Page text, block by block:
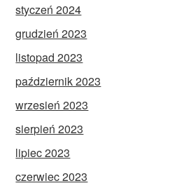
styczeń 2024
grudzień 2023
listopad 2023
październik 2023
wrzesień 2023
sierpień 2023
lipiec 2023
czerwiec 2023